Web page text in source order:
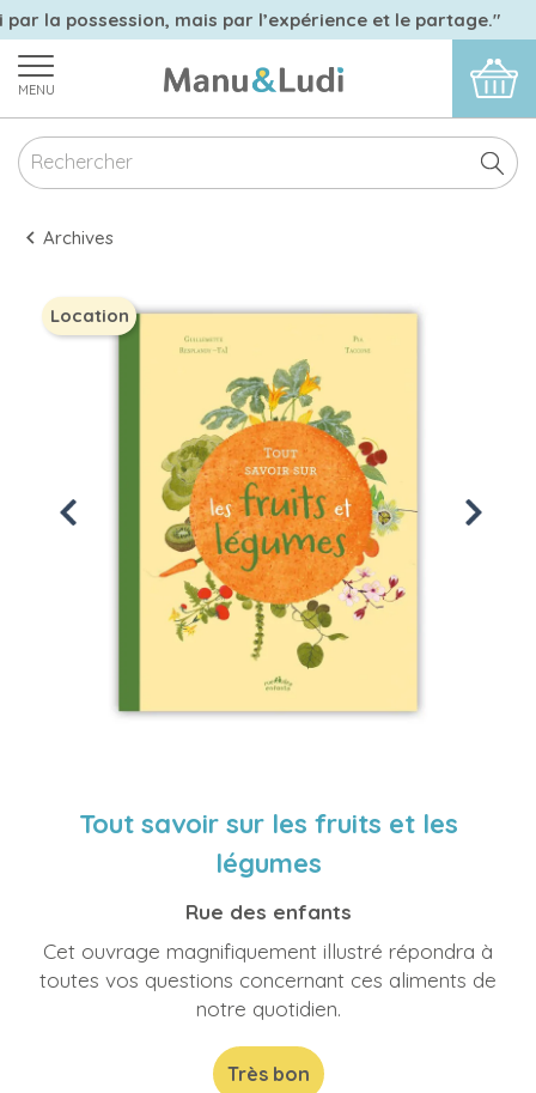
la possession, mais par l’expérience et le partage."
MENU
Archives
Location
Previous Next
Tout savoir sur les fruits et les
légumes
Rue des enfants
Cet ouvrage magnifiquement illustré répondra à
toutes vos questions concernant ces aliments de
notre quotidien.
Très bon